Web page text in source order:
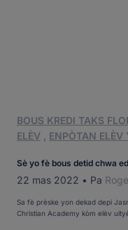
BOUS KREDI TAKS
ELÈV
ENPÒTAN ELÈV
Sè yo fè bous detid chwa
22 mas 2022 • Pa
Sa fè prèske yon dekad depi
Christian Academy kòm elèv